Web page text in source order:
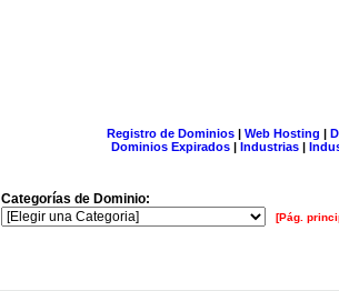
Registro de Dominios| Web Hosting |
Dominios Expirados | Industrias |
Categorías de Dominio:
[Pág.